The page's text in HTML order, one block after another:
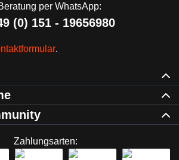
per WhatsApp:
(0) 151 - 19656980
.
Zahlungsarten: